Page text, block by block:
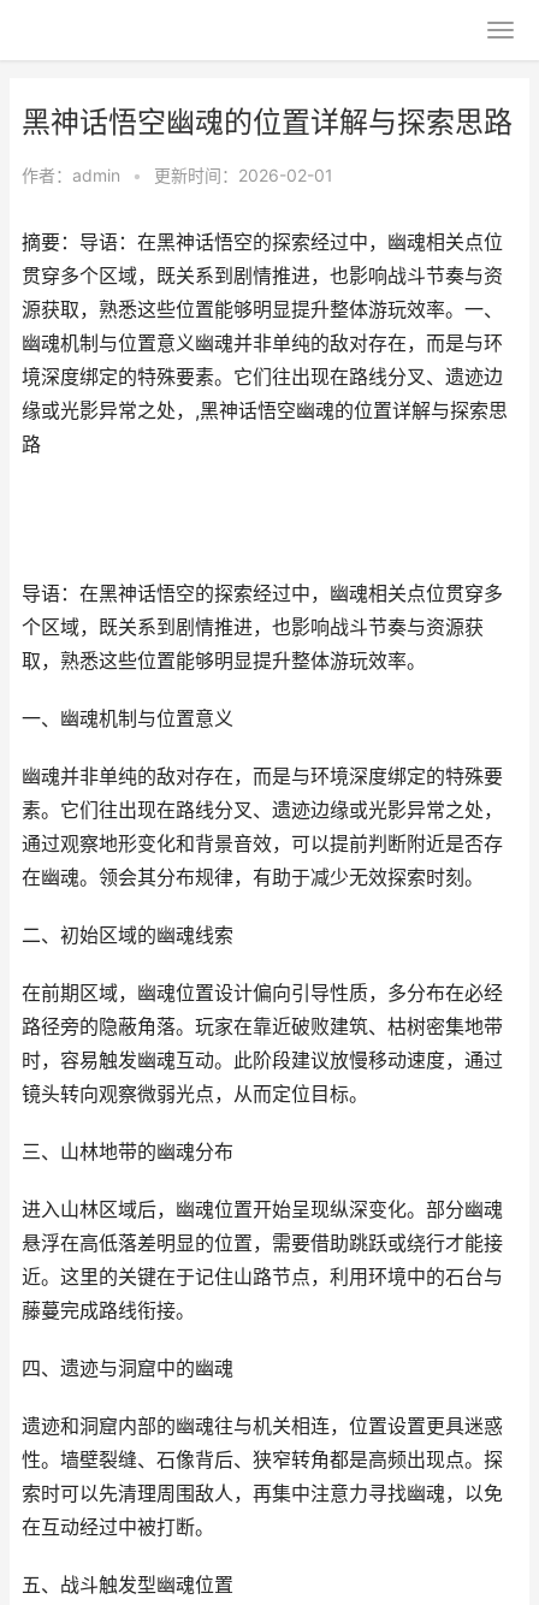
黑神话悟空幽魂的位置详解与探索思路
作者： admin • 更新时间：2026-02-01
摘要：导语：在黑神话悟空的探索经过中，幽魂相关点位
贯穿多个区域，既关系到剧情推进，也影响战斗节奏与资
源获取，熟悉这些位置能够明显提升整体游玩效率。一、
幽魂机制与位置意义幽魂并非单纯的敌对存在，而是与环
境深度绑定的特殊要素。它们往出现在路线分叉、遗迹边
缘或光影异常之处，,黑神话悟空幽魂的位置详解与探索思
路
导语：在黑神话悟空的探索经过中，幽魂相关点位贯穿多
个区域，既关系到剧情推进，也影响战斗节奏与资源获
取，熟悉这些位置能够明显提升整体游玩效率。
一、幽魂机制与位置意义
幽魂并非单纯的敌对存在，而是与环境深度绑定的特殊要
素。它们往出现在路线分叉、遗迹边缘或光影异常之处，
通过观察地形变化和背景音效，可以提前判断附近是否存
在幽魂。领会其分布规律，有助于减少无效探索时刻。
二、初始区域的幽魂线索
在前期区域，幽魂位置设计偏向引导性质，多分布在必经
路径旁的隐蔽角落。玩家在靠近破败建筑、枯树密集地带
时，容易触发幽魂互动。此阶段建议放慢移动速度，通过
镜头转向观察微弱光点，从而定位目标。
三、山林地带的幽魂分布
进入山林区域后，幽魂位置开始呈现纵深变化。部分幽魂
悬浮在高低落差明显的位置，需要借助跳跃或绕行才能接
近。这里的关键在于记住山路节点，利用环境中的石台与
藤蔓完成路线衔接。
四、遗迹与洞窟中的幽魂
遗迹和洞窟内部的幽魂往与机关相连，位置设置更具迷惑
性。墙壁裂缝、石像背后、狭窄转角都是高频出现点。探
索时可以先清理周围敌人，再集中注意力寻找幽魂，以免
在互动经过中被打断。
五、战斗触发型幽魂位置